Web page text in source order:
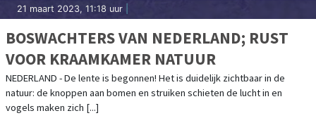
21 maart 2023, 11:18 uur
BOSWACHTERS VAN NEDERLAND; RUST
VOOR KRAAMKAMER NATUUR
NEDERLAND - De lente is begonnen! Het is duidelijk zichtbaar in de
natuur: de knoppen aan bomen en struiken schieten de lucht in en
vogels maken zich [...]